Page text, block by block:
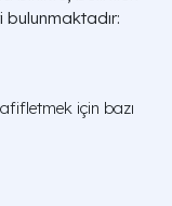
için bazı